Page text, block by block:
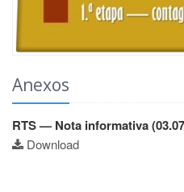
Anexos
RTS — Nota informativa (03.07
Download